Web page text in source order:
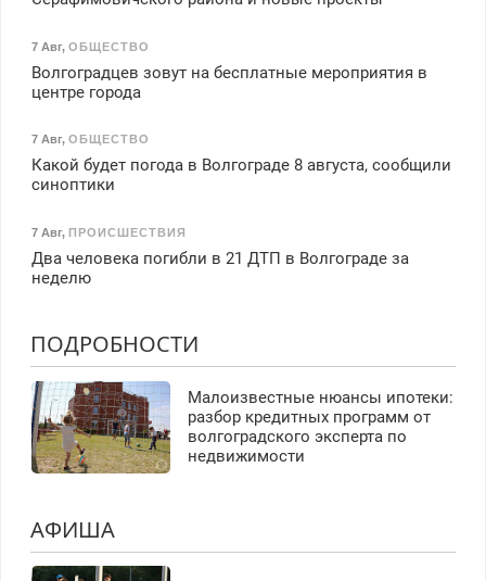
7 Авг, ОБЩЕСТВО
Волгоградцев зовут на бесплатные мероприятия в
центре города
7 Авг, ОБЩЕСТВО
Какой будет погода в Волгограде 8 августа, сообщили
синоптики
7 Авг, ПРОИСШЕСТВИЯ
Два человека погибли в 21 ДТП в Волгограде за
неделю
ПОДРОБНОСТИ
Малоизвестные нюансы ипотеки:
разбор кредитных программ от
волгоградского эксперта по
недвижимости
АФИША